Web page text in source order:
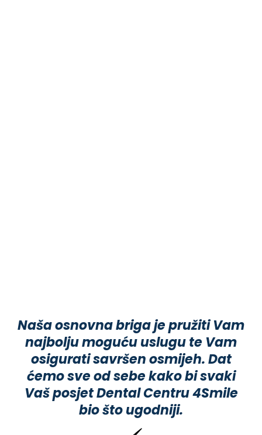
Naša osnovna briga je pružiti Vam
najbolju moguću uslugu te Vam
osigurati savršen osmijeh. Dat
ćemo sve od sebe kako bi svaki
Vaš posjet Dental Centru 4Smile
bio što ugodniji.